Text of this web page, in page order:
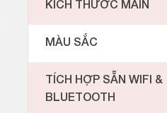
KÍCH THƯỚC MAIN
MÀU SẮC
TÍCH HỢP SẴN WIFI &
BLUETOOTH